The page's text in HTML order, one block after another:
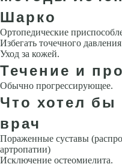
Шарко
Ортопедические
Избегать точечного
Уход за кожей.
Течение и
Обычно прогрессирующее.
Что хотел бы
врач
Пораженные суставы
артропатии)
Исключение остеомиелита.